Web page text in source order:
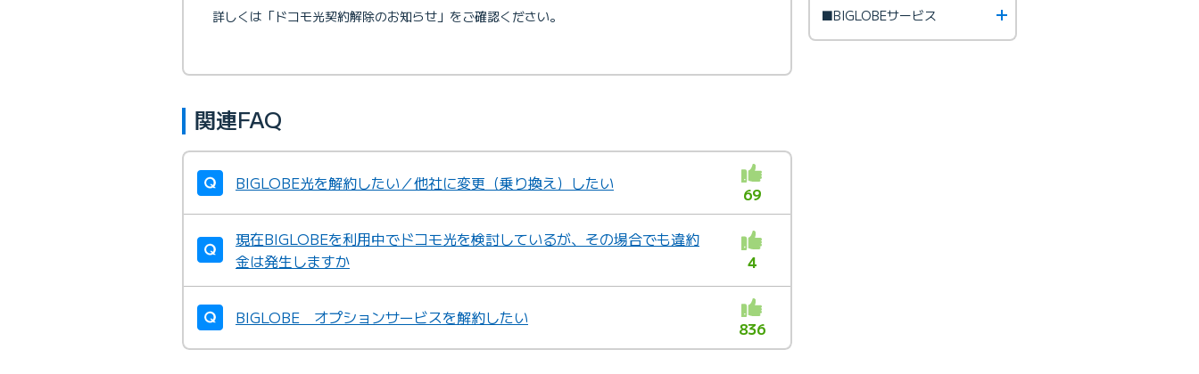
詳しくは「ドコモ光契約解除のお知らせ」をご確認ください。
関連FAQ
BIGLOBE光を解約したい／他社に変更（乗り換え）したい
69
現在BIGLOBEを利用中でドコモ光を検討しているが、その場合でも違約
金は発生しますか
4
BIGLOBE オプションサービスを解約したい
836
■BIGLOBEサービス